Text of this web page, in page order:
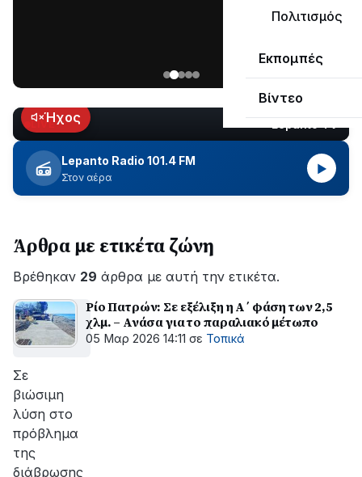
Πολιτισμός
Εκπομπές
Βίντεο
Κωτσανά
για
τα
μεγάλα
έργα
LIVEΉχος
Lepanto Radio 101.4 FM
Στον αέρα
▶
Άρθρα με ετικέτα ζώνη
Βρέθηκαν 29 άρθρα με αυτή την ετικέτα.
Ρίο Πατρών: Σε εξέλιξη η Α΄ φάση των 2,5
χλμ. – Ανάσα για το παραλιακό μέτωπο
05 Μαρ 2026 14:11 σε Τοπικά
Σε
βιώσιμη
λύση στο
πρόβλημα
της
διάβρωσης